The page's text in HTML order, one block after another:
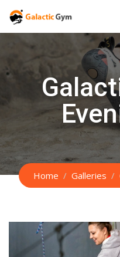
Skip
Home Galleries